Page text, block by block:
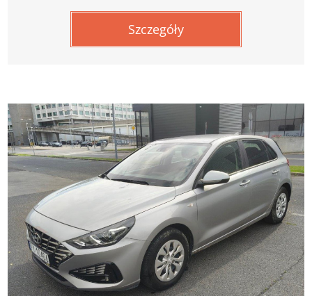
Szczegóły